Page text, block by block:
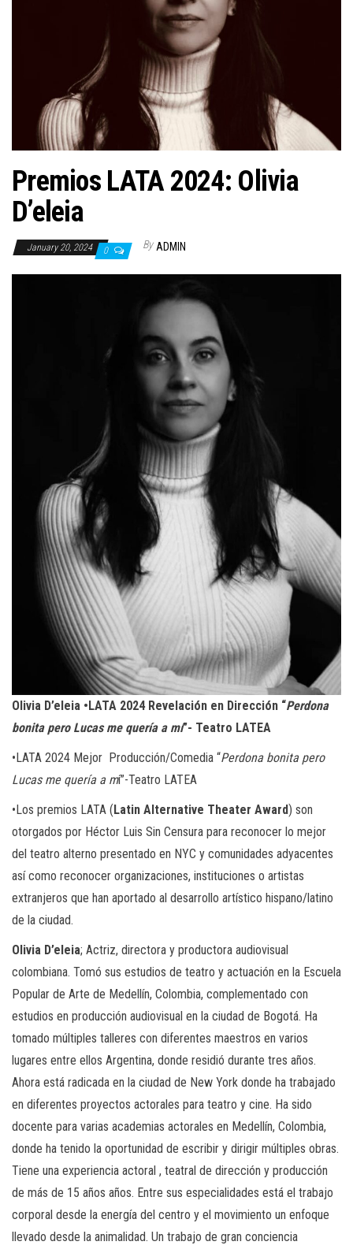
Premios LATA 2024: Olivia
D’eleia
January 20, 2024 0 By ADMIN
Olivia D’eleia •LATA 2024 Revelación en Dirección “Perdona
bonita pero Lucas me quería a mí”- Teatro LATEA
•LATA 2024 Mejor Producción/Comedia “Perdona bonita pero
Lucas me quería a mí”-Teatro LATEA
•Los premios LATA (Latin Alternative Theater Award) son
otorgados por Héctor Luis Sin Censura para reconocer lo mejor
del teatro alterno presentado en NYC y comunidades adyacentes
así como reconocer organizaciones, instituciones o artistas
extranjeros que han aportado al desarrollo artístico hispano/latino
de la ciudad.
Olivia D’eleia; Actriz, directora y productora audiovisual
colombiana. Tomó sus estudios de teatro y actuación en la Escuela
Popular de Arte de Medellín, Colombia, complementado con
estudios en producción audiovisual en la ciudad de Bogotá. Ha
tomado múltiples talleres con diferentes maestros en varios
lugares entre ellos Argentina, donde residió durante tres años.
Ahora está radicada en la ciudad de New York donde ha trabajado
en diferentes proyectos actorales para teatro y cine. Ha sido
docente para varias academias actorales en Medellín, Colombia,
donde ha tenido la oportunidad de escribir y dirigir múltiples obras.
Tiene una experiencia actoral , teatral de dirección y producción
de más de 15 años años. Entre sus especialidades está el trabajo
corporal desde la energía del centro y el movimiento un enfoque
llevado desde la animalidad. Un trabajo de gran conciencia